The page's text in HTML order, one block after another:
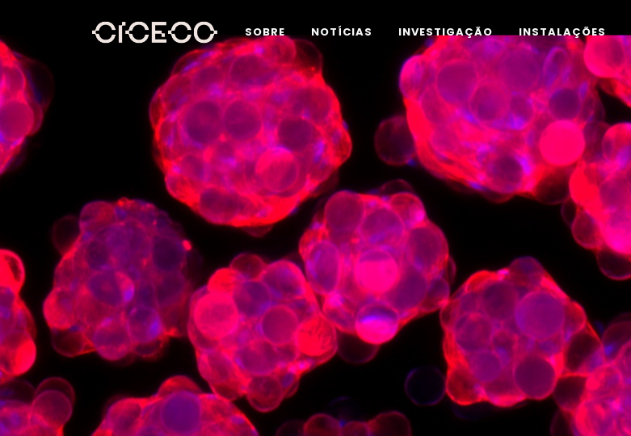
SOBRE NOTÍCIAS INVESTIGAÇÃO INSTALAÇÕES